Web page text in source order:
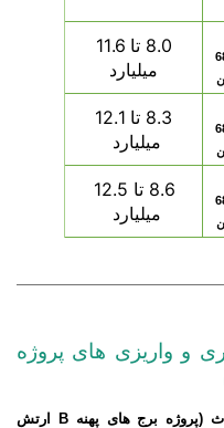
8.0 تا 11.6
میلیارد
8.3 تا 12.1
میلیارد
8.6 تا 12.5
میلیارد
و واریزی های پروژه
قیمت های بروز پروژه های در حال احداث (پروژه برج های پهنه B ارتش